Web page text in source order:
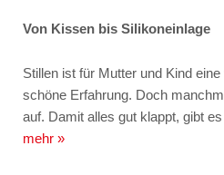
Von Kissen bis Silikoneinlage
Stillen ist für Mutter und Kind
schöne Erfahrung. Doch
auf. Damit alles gut klappt, gibt
mehr »